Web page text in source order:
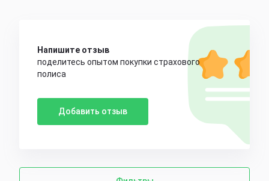
Напишите отзыв
поделитесь опытом покупки страхового
полиса
Добавить отзыв